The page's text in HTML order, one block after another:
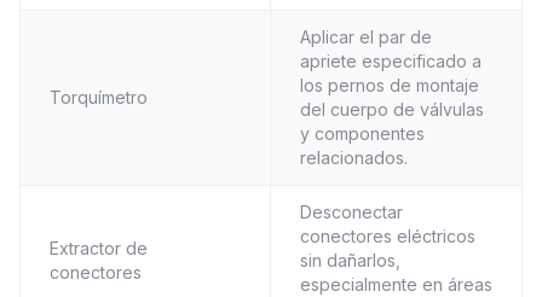
Torquímetro
Aplicar el par de
apriete especificado a
los pernos de montaje
del cuerpo de válvulas
y componentes
relacionados.
Extractor de
conectores
Desconectar
conectores eléctricos
sin dañarlos,
especialmente en áreas